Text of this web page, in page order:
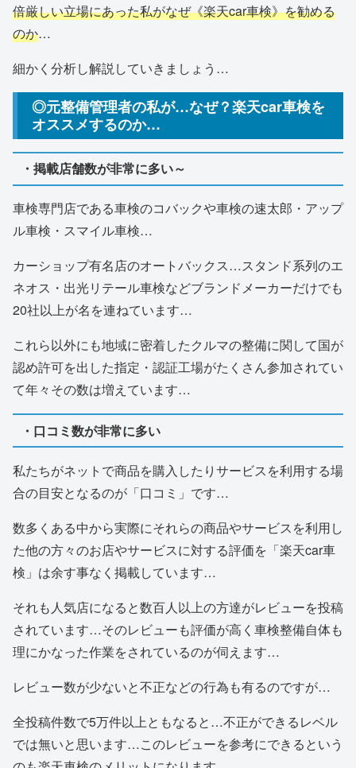
倍厳しい立場にあった私がなぜ《楽天car車検》を勧める
のか…
細かく分析し解説していきましょう…
◎元整備管理者の私が…なぜ？楽天car車検を
オススメするのか…
・掲載店舗数が非常に多い～
車検専門店である車検のコバックや車検の速太郎・アップ
ル車検・スマイル車検…
カーショップ有名店のオートバックス…スタンド系列のエ
ネオス・出光リテール車検などブランドメーカーだけでも
20社以上が名を連ねています…
これら以外にも地域に密着したクルマの整備に関して国が
認め許可を出した指定・認証工場がたくさん参加されてい
て年々その数は増えています…
・口コミ数が非常に多い
私たちがネットで商品を購入したりサービスを利用する場
合の目安となるのが「口コミ」です…
数多くある中から実際にそれらの商品やサービスを利用し
た他の方々のお店やサービスに対する評価を「楽天car車
検」は余す事なく掲載しています…
それも人気店になると数百人以上の方達がレビューを投稿
されています…そのレビューも評価が高く車検整備自体も
理にかなった作業をされているのが伺えます…
レビュー数が少ないと不正などの行為も有るのですが…
全投稿件数で5万件以上ともなると…不正ができるレベル
では無いと思います…このレビューを参考にできるという